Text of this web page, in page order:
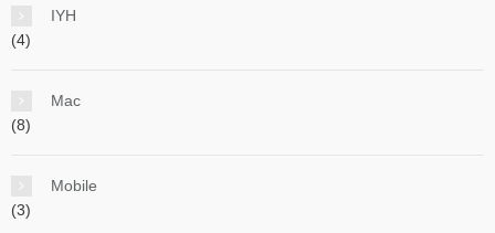
IYH
(4)
Mac
(8)
Mobile
(3)